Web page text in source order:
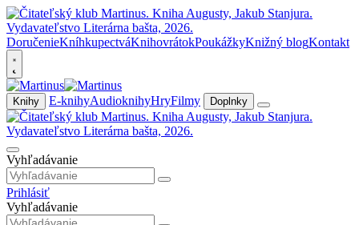
DoručenieKníhkupectváKnihovrátokPoukážkyKnižný blogKontakt
Knihy E-knihyAudioknihyHryFilmy Doplnky
Vyhľadávanie
Prihlásiť
Vyhľadávanie